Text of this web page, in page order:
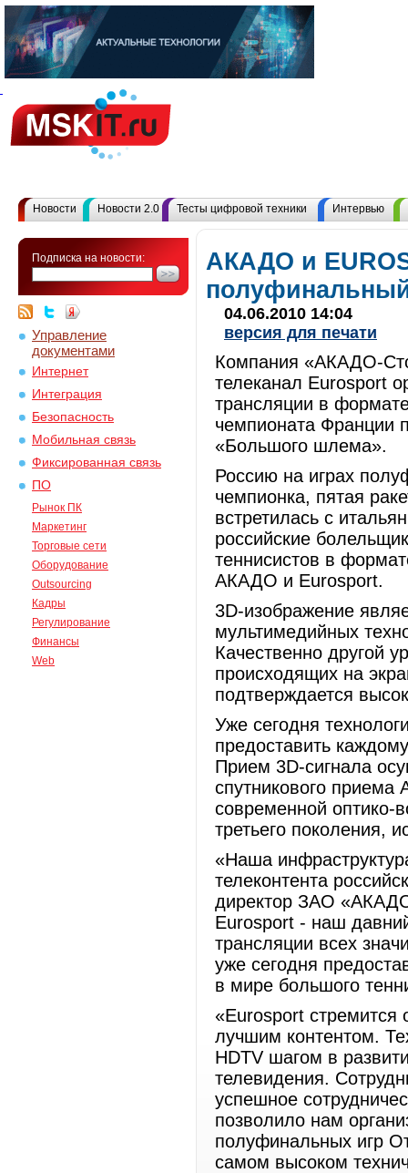
Новости Новости 2.0 Тесты цифровой техники Интервью
Подписка на новости:
Управление
документами
Интернет
Интеграция
Безопасность
Мобильная связь
Фиксированная связь
ПО
Рынок ПК
Маркетинг
Торговые сети
Оборудование
Outsourcing
Кадры
Регулирование
Финансы
Web
АКАДО и
04.06.2010 14:04
версия для печати
Компания «АКАДО-
телеканал Eurosport
трансляции в
чемпионата Франции
«Большого шлема».
Россию на играх
чемпионка, пятая
встретилась с
российские
теннисистов в
АКАДО и Eurosport.
3D-изображение
мультимедийных
Качественно другой
происходящих на
подтверждается
Уже сегодня
предоставить
Прием 3D-сигнала
спутникового
современной оптико-
третьего поколения,
«Наша
телеконтента
директор ЗАО
Eurosport - наш
трансляции всех
уже сегодня
в мире большого
«Eurosport стремится
лучшим контентом.
HDTV шагом в
телевидения.
успешное
позволило нам
полуфинальных игр
самом высоком